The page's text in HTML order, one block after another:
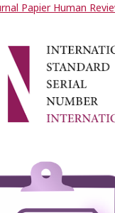
Papier Human